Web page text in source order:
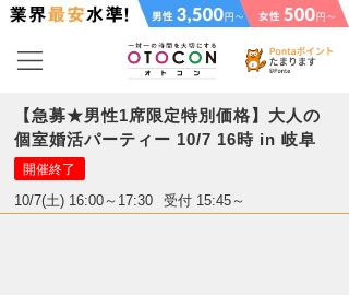
【急募★男性1席限定特別価格】大人の
個室婚活パーティー 10/7 16時 in 岐阜
開催終了
10/7(土) 16:00～17:30 受付 15:45～